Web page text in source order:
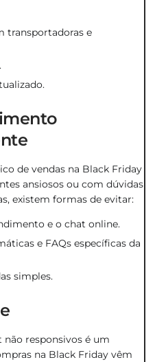
transportadoras e
de vendas na Black Friday
ansiosos ou com dúvidas
existem formas de evitar:
e o chat online.
e FAQs específicas da
simples.
não responsivos é um
na Black Friday vêm